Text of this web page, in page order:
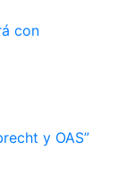
con
y OAS”